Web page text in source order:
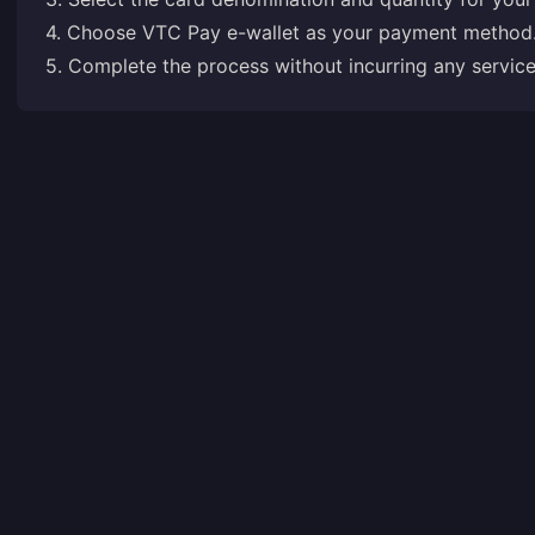
4. Choose VTC Pay e-wallet as your payment